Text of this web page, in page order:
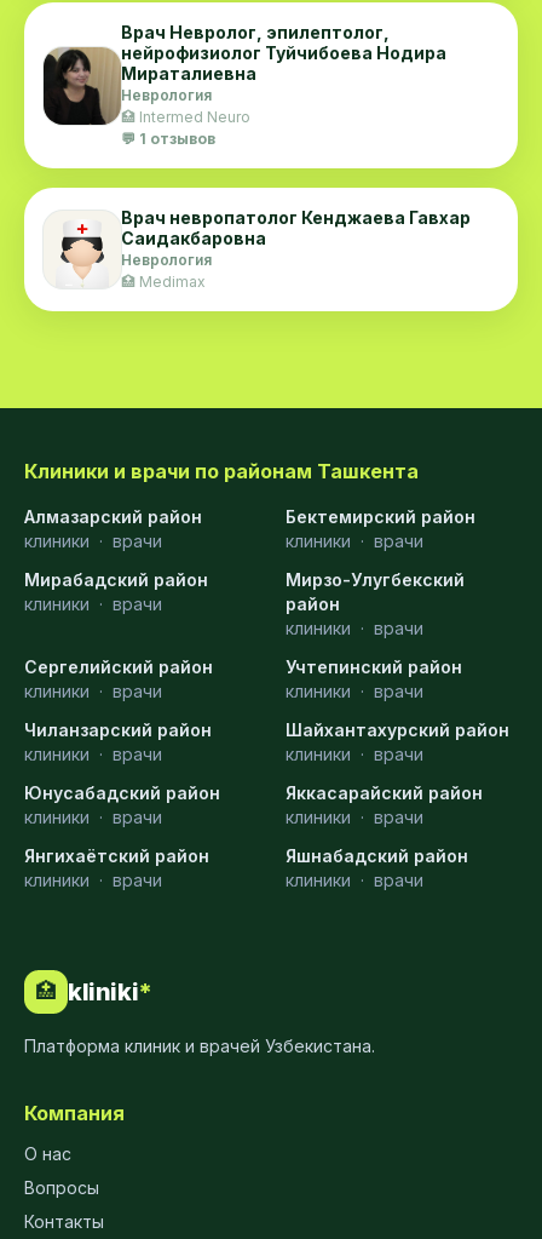
Врач Невролог, эпилептолог,
нейрофизиолог Туйчибоева Нодира
Мираталиевна
Неврология
🏥 Intermed Neuro
💬 1 отзывов
Врач невропатолог Кенджаева Гавхар
Саидакбаровна
Неврология
🏥 Medimax
Клиники и врачи по районам Ташкента
Алмазарский район
клиники · врачи
Бектемирский район
клиники · врачи
Мирабадский район
клиники · врачи
Мирзо-Улугбекский
район
клиники · врачи
Сергелийский район
клиники · врачи
Учтепинский район
клиники · врачи
Чиланзарский район
клиники · врачи
Шайхантахурский район
клиники · врачи
Юнусабадский район
клиники · врачи
Яккасарайский район
клиники · врачи
Янгихаётский район
клиники · врачи
Яшнабадский район
клиники · врачи
🏥 kliniki*
Платформа клиник и врачей Узбекистана.
Компания
О нас
Вопросы
Контакты